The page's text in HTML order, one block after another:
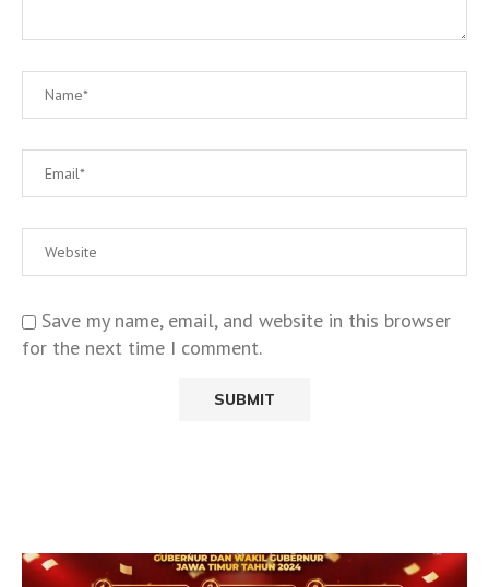
Save my name, email, and website in this browser
for the next time I comment.